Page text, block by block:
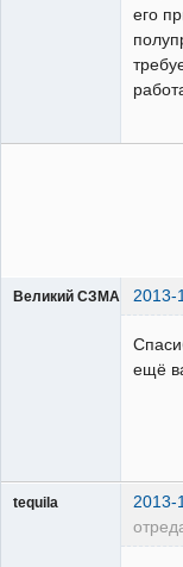
его
Великий СЗМА 2013-
ещё
tequila 2013-